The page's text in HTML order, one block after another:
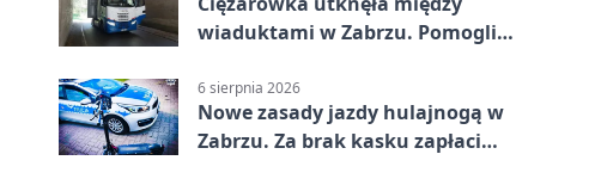
wiaduktami w Zabrzu. Pomogli
6 sierpnia 2026
Nowe zasady jazdy hulajnogą w
Zabrzu. Za brak kasku zapłaci